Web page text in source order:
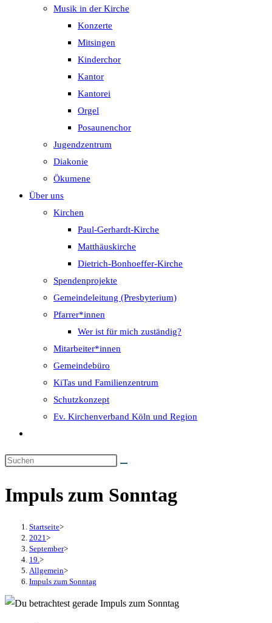
Musik in der Kirche
Konzerte
Mitsingen
Kinderchor
Kantor
Kantorei
Orgel
Posaunenchor
Jugendzentrum
Diakonie
Ökumene
Über uns
Kirchen
Paul-Gerhardt-Kirche
Matthäuskirche
Dietrich-Bonhoeffer-Kirche
Spendenprojekte
Gemeindeleitung (Presbyterium)
Pfarrer*innen
Wer ist für mich zuständig?
Mitarbeiter*innen
Gemeindebüro
KiTas und Familienzentrum
Schutzkonzept
Ev. Kirchenverband Köln und Region
umschalten
Impuls zum Sonntag
Startseite>
2021 >
September>
19. >
Allgemein>
Impuls zum Sonntag